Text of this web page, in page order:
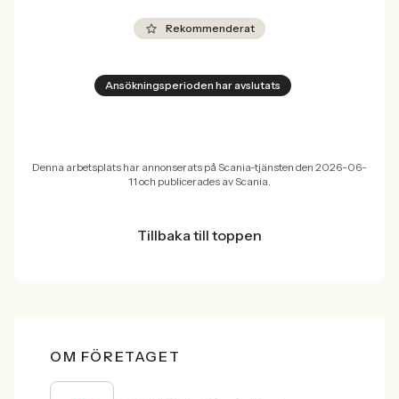
Rekommenderat
Ansökningsperioden har avslutats
Denna arbetsplats har annonserats på Scania-tjänsten den 2026-06-
11 och publicerades av Scania.
Tillbaka till toppen
OM FÖRETAGET